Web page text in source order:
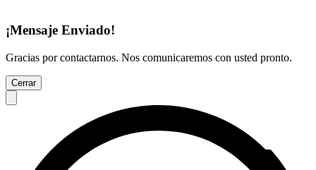
¡Mensaje Enviado!
Gracias por contactarnos. Nos comunicaremos con usted pronto.
Cerrar